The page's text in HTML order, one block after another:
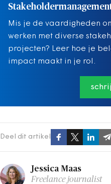
Mis je de vaardigheden
werken met diverse
projecten? Leer hoe je
impact maakt in je rol.
Deel dit artikel
Jessica Maas
Freelance journalist